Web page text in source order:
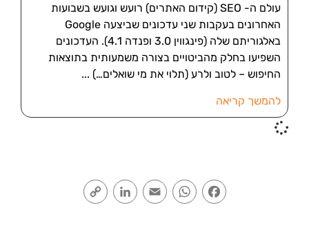
עולם ה- SEO (קידום האתרים) רועש וגועש בשבועות
האחרונים בעקבות שני עדכונים שביצעה Google
באלגוריתם שלה (פינגווין 3.0 ופנדה 4.1). העדכונים
השפיעו בחלק מהביטויים בצורה משמעותית בתוצאות
החיפוש – לטוב ולרע (תלוי את מי שואלים…)
להמשך קריאה
Facebook
WhatsApp
Email
LinkedIn